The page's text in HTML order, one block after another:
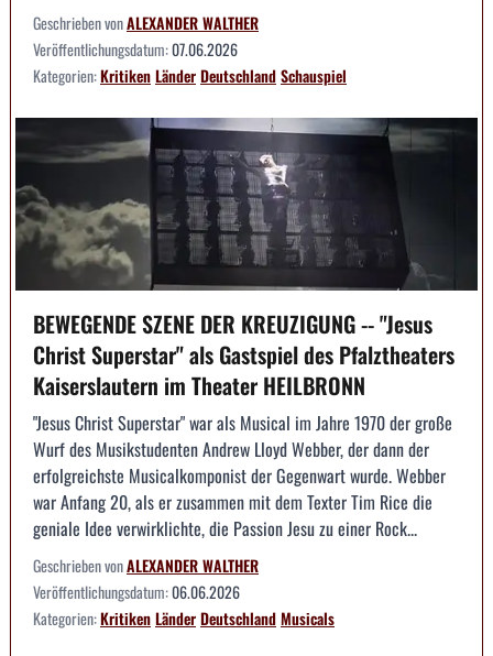
Geschrieben vonALEXANDER WALTHER
Veröffentlichungsdatum:07.06.2026
Kategorien:KritikenLänderDeutschlandSchauspiel
BEWEGENDE SZENE DER KREUZIGUNG -- "Jesus
Christ Superstar" als Gastspiel des Pfalztheaters
Kaiserslautern im Theater HEILBRONN
"Jesus Christ Superstar" war als Musical im Jahre 1970 der große
Wurf des Musikstudenten Andrew Lloyd Webber, der dann der
erfolgreichste Musicalkomponist der Gegenwart wurde. Webber
war Anfang 20, als er zusammen mit dem Texter Tim Rice die
geniale Idee verwirklichte, die Passion Jesu zu einer Rock...
Geschrieben vonALEXANDER WALTHER
Veröffentlichungsdatum:06.06.2026
Kategorien:KritikenLänderDeutschlandMusicals